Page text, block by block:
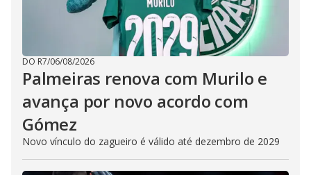
DO R7/06/08/2026
Palmeiras renova com Murilo e
avança por novo acordo com
Gómez
Novo vínculo do zagueiro é válido até dezembro de 2029